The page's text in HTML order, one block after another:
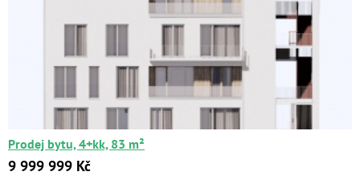
Prodej bytu, 4+kk, 83 m²
9 999 999 Kč